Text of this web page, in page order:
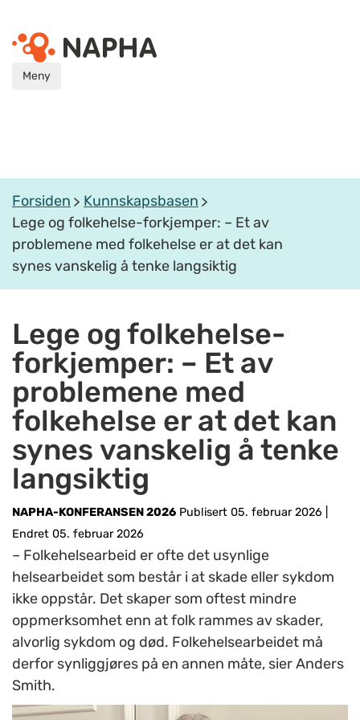
Meny
Forsiden
Kunnskapsbasen
Lege og folkehelse-forkjemper: – Et av
problemene med folkehelse er at det kan
synes vanskelig å tenke langsiktig
Lege og folkehelse-
forkjemper: – Et av
problemene med
folkehelse er at det kan
synes vanskelig å tenke
langsiktig
NAPHA-KONFERANSEN 2026 Publisert 05. februar 2026
Endret 05. februar 2026
– Folkehelsearbeid er ofte det usynlige
helsearbeidet som består i at skade eller sykdom
ikke oppstår. Det skaper som oftest mindre
oppmerksomhet enn at folk rammes av skader,
alvorlig sykdom og død. Folkehelsearbeidet må
derfor synliggjøres på en annen måte, sier Anders
Smith.